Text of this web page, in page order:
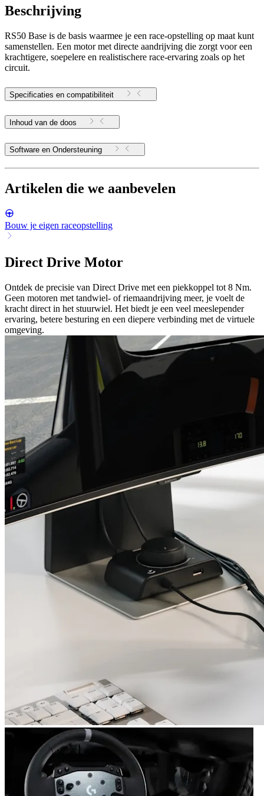
Beschrijving
RS50 Base is de basis waarmee je een race-opstelling op maat kunt
samenstellen. Een motor met directe aandrijving die zorgt voor een
krachtigere, soepelere en realistischere race-ervaring zoals op het
circuit.
Specificaties en compatibiliteit
Inhoud van de doos
Software en Ondersteuning
Artikelen die we aanbevelen
Bouw je eigen raceopstelling
Direct Drive Motor
Ontdek de precisie van Direct Drive met een piekkoppel tot 8 Nm.
Geen motoren met tandwiel- of riemaandrijving meer, je voelt de
kracht direct in het stuurwiel. Het biedt je een veel meeslepender
ervaring, betere besturing en een diepere verbinding met de virtuele
omgeving.